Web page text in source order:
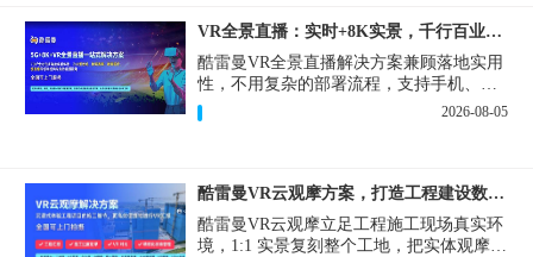
VR全景直播：实时+8K实景，千行百业的数字化利器
酷雷曼VR全景直播解决方案兼顾落地实用
性，不用复杂的部署流程，支持手机、网
页多端访问，解决各行各业 “看得见、信
得过、降成本、提转化” 的实际难题。
2026-08-05
酷雷曼VR云观摩方案，打造工程建设数字化观摩新范式
酷雷曼VR云观摩立足工程施工现场真实环
境，1:1 实景复刻整个工地，把实体观摩会